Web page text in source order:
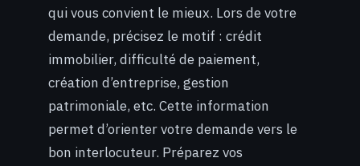
qui vous convient le mieux. Lors de votre
demande, précisez le motif : crédit
immobilier, difficulté de paiement,
création d’entreprise, gestion
patrimoniale, etc. Cette information
permet d’orienter votre demande vers le
bon interlocuteur. Préparez vos